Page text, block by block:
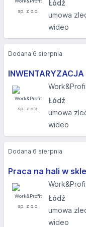
Łódź
umowa
wideo
Łódź
umowa
wideo
Dodana 6 sierpnia
Praca na hali w
Łódź
umowa
wideo
Dodana 6 sierpnia